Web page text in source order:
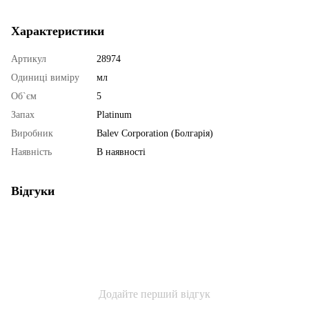
Характеристики
Артикул
28974
Одиниці виміру
мл
Об`єм
5
Запах
Platinum
Виробник
Balev Corporation (Болгарія)
Наявність
В наявності
Відгуки
Додайте перший відгук